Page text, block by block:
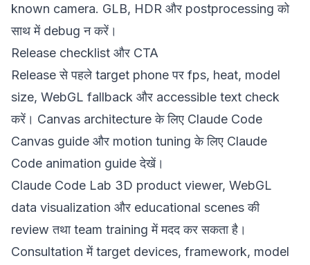
known camera. GLB, HDR और postprocessing को
साथ में debug न करें।
Release checklist और CTA
Release से पहले target phone पर fps, heat, model
size, WebGL fallback और accessible text check
करें। Canvas architecture के लिए Claude Code
Canvas guide और motion tuning के लिए Claude
Code animation guideदेखें।
Claude Code Lab 3D product viewer, WebGL
data visualization और educational scenes की
review तथा team training में मदद कर सकता है।
Consultation में target devices, framework, model